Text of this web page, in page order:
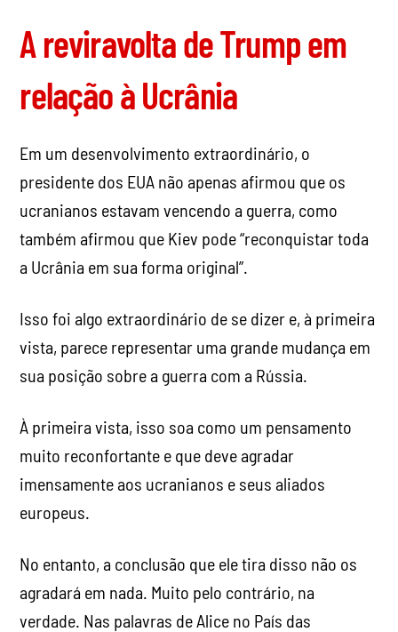
A reviravolta de Trump em
relação à Ucrânia
Em um desenvolvimento extraordinário, o
presidente dos EUA não apenas afirmou que os
ucranianos estavam vencendo a guerra, como
também afirmou que Kiev pode “reconquistar toda
a Ucrânia em sua forma original”.
Isso foi algo extraordinário de se dizer e, à primeira
vista, parece representar uma grande mudança em
sua posição sobre a guerra com a Rússia.
À primeira vista, isso soa como um pensamento
muito reconfortante e que deve agradar
imensamente aos ucranianos e seus aliados
europeus.
No entanto, a conclusão que ele tira disso não os
agradará em nada. Muito pelo contrário, na
verdade. Nas palavras de Alice no País das